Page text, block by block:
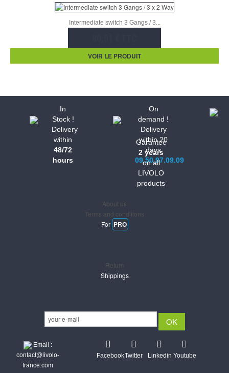
Intermediate switch 3 Gangs / 3...
VOIR LE PRODUIT
In
Stock !
Delivery
within
48/72
hours
On
demand !
Delivery
within 20
days
09.50.97.09.09
Garantee
2 years
on all
LIVOLO
products
About us
Terms and conditions
For PRO
Return
Shippings
Email :
contact@livolo-
france.com
FacebookTwitter Linkedin Youtube